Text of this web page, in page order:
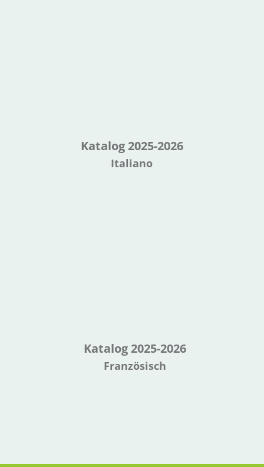
Katalog 2025-2026
Italiano
Katalog 2025-2026
Französisch